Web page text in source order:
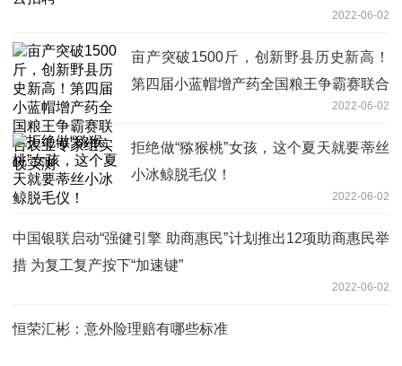
2022-06-02
亩产突破1500斤，创新野县历史新高！
第四届小蓝帽增产药全国粮王争霸赛联合
2022-06-02
拒绝做“猕猴桃”女孩，这个夏天就要蒂丝
小冰鲸脱毛仪！
2022-06-02
中国银联启动“强健引擎 助商惠民”计划推出12项助商惠民举
措 为复工复产按下“加速键”
2022-06-02
恒荣汇彬：意外险理赔有哪些标准